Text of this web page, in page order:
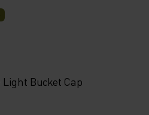
Bucket Cap